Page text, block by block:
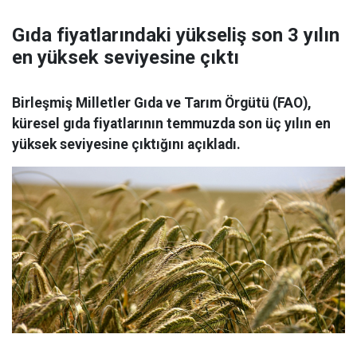
Gıda fiyatlarındaki yükseliş son 3 yılın
en yüksek seviyesine çıktı
Birleşmiş Milletler Gıda ve Tarım Örgütü (FAO),
küresel gıda fiyatlarının temmuzda son üç yılın en
yüksek seviyesine çıktığını açıkladı.